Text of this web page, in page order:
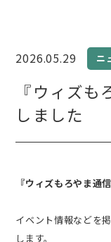
2026.05.29 ニ
『ウィズ
しました
『ウィズもろやま通
イベント情報などを
します。